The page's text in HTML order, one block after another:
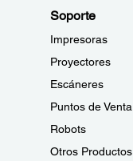
Soporte
Impresoras
Proyectores
Escáneres
Puntos de Venta
Robots
Otros Productos